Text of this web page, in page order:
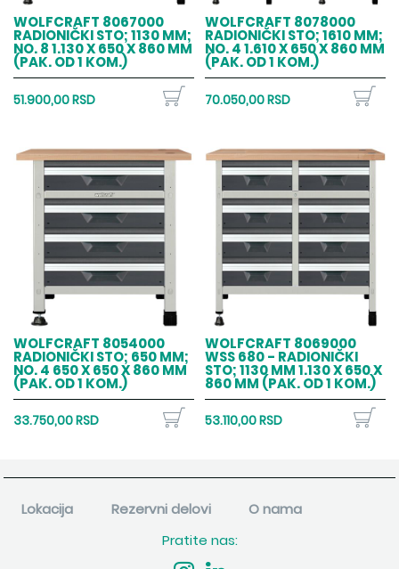
WOLFCRAFT 8067000
RADIONIČKI STO; 1130 MM;
NO. 8 1.130 X 650 X 860 MM
(PAK. OD 1 KOM.)
51.900,00 RSD
WOLFCRAFT 8078000
RADIONIČKI STO; 1610 MM;
NO. 4 1.610 X 650 X 860 MM
(PAK. OD 1 KOM.)
70.050,00 RSD
WOLFCRAFT 8054000
RADIONIČKI STO; 650 MM;
NO. 4 650 X 650 X 860 MM
(PAK. OD 1 KOM.)
33.750,00 RSD
WOLFCRAFT 8069000
WSS 680 - RADIONIČKI
STO; 1130 MM 1.130 X 650 X
860 MM (PAK. OD 1 KOM.)
53.110,00 RSD
Lokacija Rezervni delovi
O nama
Pratite nas: